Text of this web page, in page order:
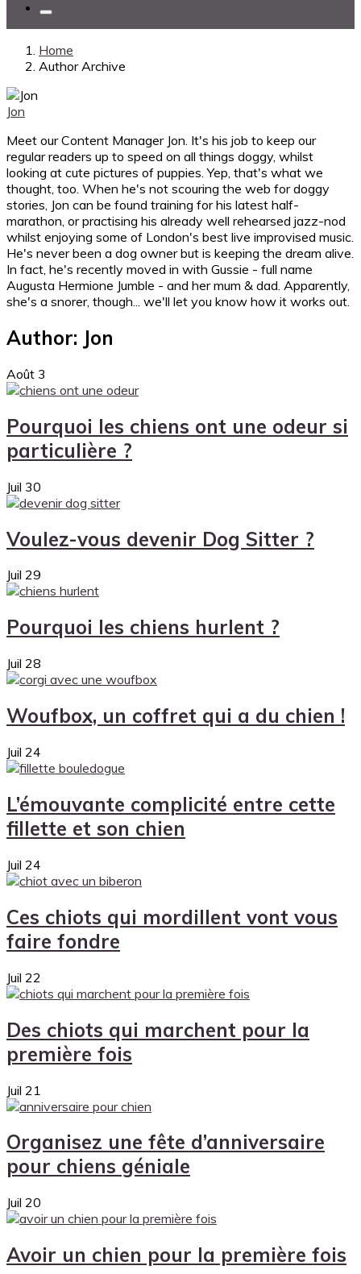
Home
Author Archive
Jon
Meet our Content Manager Jon. It's his job to keep our
regular readers up to speed on all things doggy, whilst
looking at cute pictures of puppies. Yep, that's what we
thought, too. When he's not scouring the web for doggy
stories, Jon can be found training for his latest half-
marathon, or practising his already well rehearsed jazz-nod
whilst enjoying some of London's best live improvised music.
He's never been a dog owner but is keeping the dream alive.
In fact, he's recently moved in with Gussie - full name
Augusta Hermione Jumble - and her mum & dad. Apparently,
she's a snorer, though... we'll let you know how it works out.
Author: Jon
Août 3
Pourquoi les chiens ont une odeur si
particulière ?
Juil 30
Voulez-vous devenir Dog Sitter ?
Juil 29
Pourquoi les chiens hurlent ?
Juil 28
Woufbox, un coffret qui a du chien !
Juil 24
L’émouvante complicité entre cette
fillette et son chien
Juil 24
Ces chiots qui mordillent vont vous
faire fondre
Juil 22
Des chiots qui marchent pour la
première fois
Juil 21
Organisez une fête d’anniversaire
pour chiens géniale
Juil 20
Avoir un chien pour la première fois